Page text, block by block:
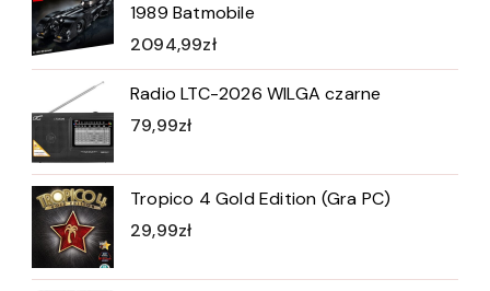
1989 Batmobile
2094,99zł
Radio LTC-2026 WILGA czarne
79,99zł
Tropico 4 Gold Edition (Gra PC)
29,99zł